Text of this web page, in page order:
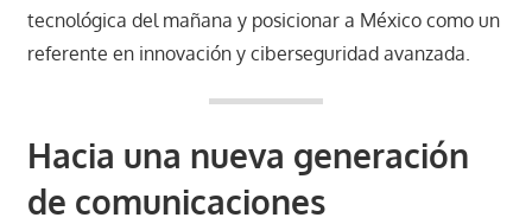
tecnológica del mañana y posicionar a México como un
referente en innovación y ciberseguridad avanzada.
Hacia una nueva generación
de comunicaciones